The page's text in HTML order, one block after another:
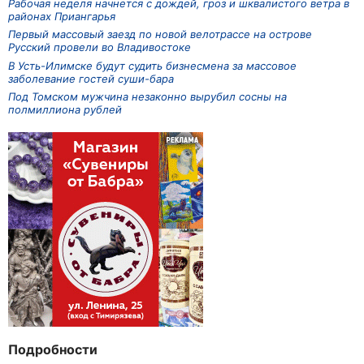
Рабочая неделя начнется с дождей, гроз и шквалистого ветра в
районах Приангарья
Первый массовый заезд по новой велотрассе на острове
Русский провели во Владивостоке
В Усть-Илимске будут судить бизнесмена за массовое
заболевание гостей суши-бара
Под Томском мужчина незаконно вырубил сосны на
полмиллиона рублей
Подробности